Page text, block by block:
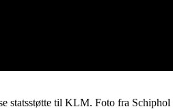
statsstøtte til KLM. Foto fra